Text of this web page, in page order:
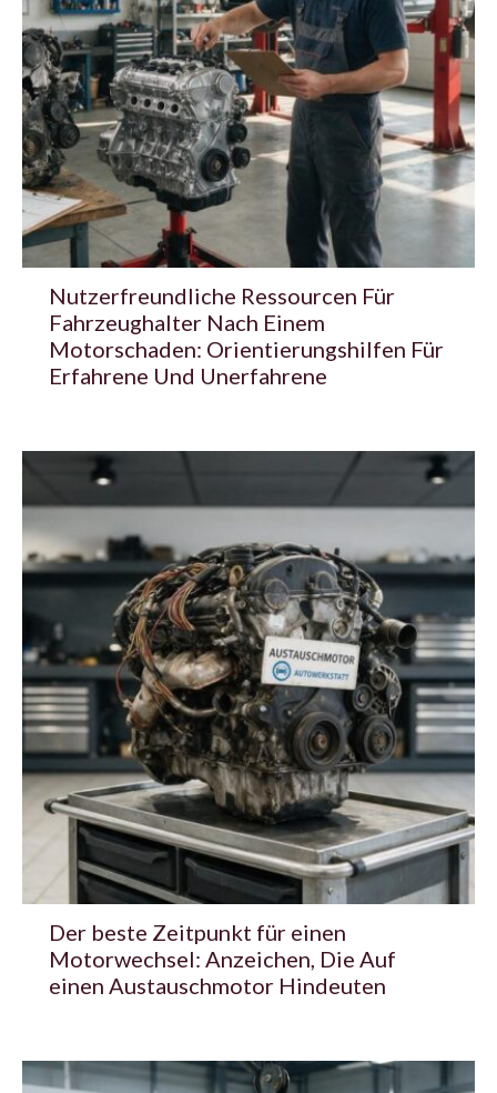
Nutzerfreundliche Ressourcen Für
Fahrzeughalter Nach Einem
Motorschaden: Orientierungshilfen Für
Erfahrene Und Unerfahrene
Der beste Zeitpunkt für einen
Motorwechsel: Anzeichen, Die Auf
einen Austauschmotor Hindeuten